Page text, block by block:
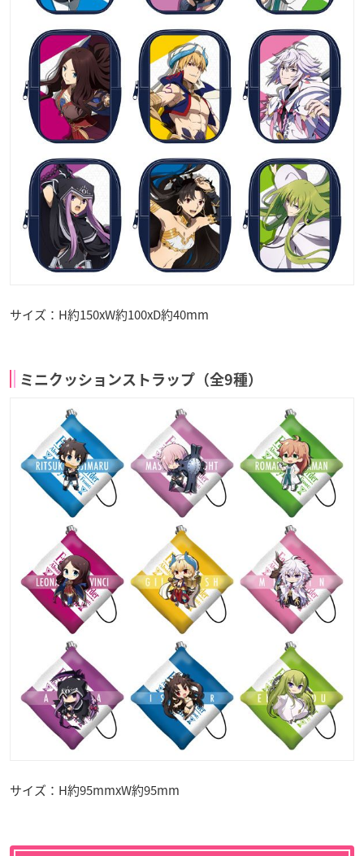
サイズ：H約150xW約100xD約40mm
ミニクッションストラップ（全9種）
サイズ：H約95mmxW約95mm